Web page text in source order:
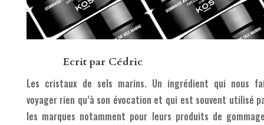
Ecrit par Cédric
Les cristaux de sels marins. Un ingrédient qui nous
voyager rien qu’à son évocation et qui est souvent utilisé
les marques notamment pour leurs produits de